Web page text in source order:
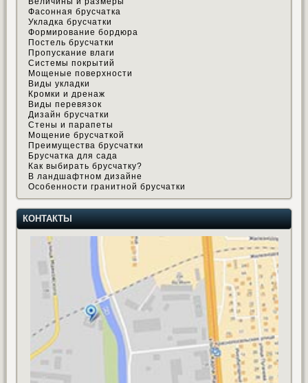
Фасонная брусчатка
Укладка брусчатки
Формирование бордюра
Постель брусчатки
Пропускание влаги
Системы покрытий
Мощеные поверхности
Виды укладки
Кромки и дренаж
Виды перевязок
Дизайн брусчатки
Стены и парапеты
Мощение брусчаткой
Преимущества брусчатки
Брусчатка для сада
Как выбирать брусчатку?
В ландшафтном дизайне
Особенности гранитной брусчатки
КОНТАКТЫ